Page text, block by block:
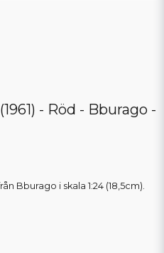
- Röd - Bburago -
Bburago i skala 1:24 (18,5cm).